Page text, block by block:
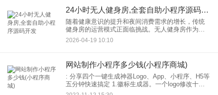
24小时无人健身房,全套自助小程序源码开发
随着健康意识的提升和夜间消费需求的增长，传统
健身房的运营模式正面临挑战。无人健身房作为一
种低成本、高效率的新型业态，正逐步成为市场热
点。而要真正实现7×24小时不间断营业，一套稳
2026-04-19 10:10
网站制作小程序多少钱(小程序商城)
: 分享四个一键生成神器Logo、App、小程序、H5等
五分钟快速搞定 1.徽标生成器。一个logo修改十几
二十次都修不好？然后用这个网站，简单操作，按